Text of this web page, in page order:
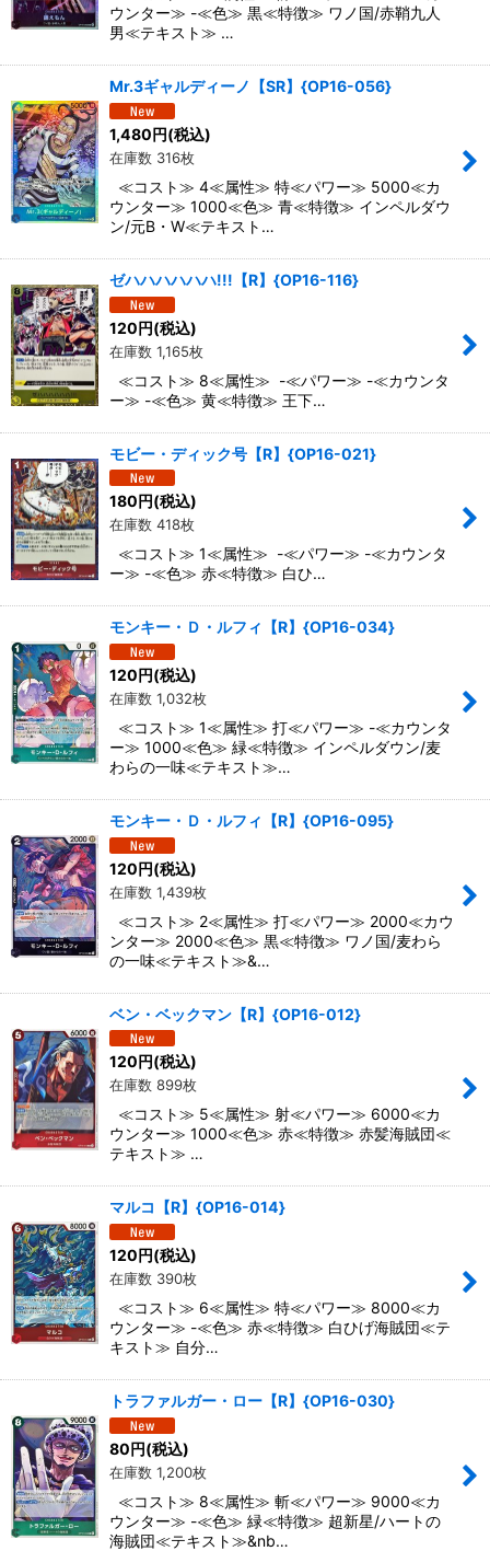
ウンター≫ -≪色≫ 黒≪特徴≫ ワノ国/赤鞘九人
男≪テキスト≫ …
Mr.3ギャルディーノ【SR】{OP16-056}
1,480円(税込)
在庫数 316枚
≪コスト≫ 4≪属性≫ 特≪パワー≫ 5000≪カ
ウンター≫ 1000≪色≫ 青≪特徴≫ インペルダウ
ン/元B・W≪テキスト…
ゼハハハハハハ!!!【R】{OP16-116}
120円(税込)
在庫数 1,165枚
≪コスト≫ 8≪属性≫ -≪パワー≫ -≪カウンタ
ー≫ -≪色≫ 黄≪特徴≫ 王下…
モビー・ディック号【R】{OP16-021}
180円(税込)
在庫数 418枚
≪コスト≫ 1≪属性≫ -≪パワー≫ -≪カウンタ
ー≫ -≪色≫ 赤≪特徴≫ 白ひ…
モンキー・Ｄ・ルフィ【R】{OP16-034}
120円(税込)
在庫数 1,032枚
≪コスト≫ 1≪属性≫ 打≪パワー≫ -≪カウンタ
ー≫ 1000≪色≫ 緑≪特徴≫ インペルダウン/麦
わらの一味≪テキスト≫…
モンキー・Ｄ・ルフィ【R】{OP16-095}
120円(税込)
在庫数 1,439枚
≪コスト≫ 2≪属性≫ 打≪パワー≫ 2000≪カウ
ンター≫ 2000≪色≫ 黒≪特徴≫ ワノ国/麦わら
の一味≪テキスト≫&…
ベン・ベックマン【R】{OP16-012}
120円(税込)
在庫数 899枚
≪コスト≫ 5≪属性≫ 射≪パワー≫ 6000≪カ
ウンター≫ 1000≪色≫ 赤≪特徴≫ 赤髪海賊団≪
テキスト≫ …
マルコ【R】{OP16-014}
120円(税込)
在庫数 390枚
≪コスト≫ 6≪属性≫ 特≪パワー≫ 8000≪カ
ウンター≫ -≪色≫ 赤≪特徴≫ 白ひげ海賊団≪テ
キスト≫ 自分…
トラファルガー・ロー【R】{OP16-030}
80円(税込)
在庫数 1,200枚
≪コスト≫ 8≪属性≫ 斬≪パワー≫ 9000≪カ
ウンター≫ -≪色≫ 緑≪特徴≫ 超新星/ハートの
海賊団≪テキスト≫&nb…